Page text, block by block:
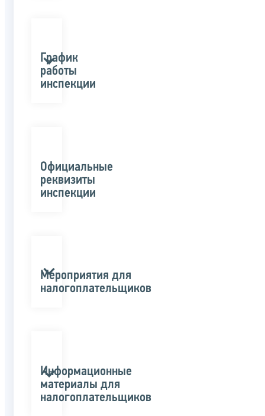
График
работы
инспекции
Официальные
реквизиты
инспекции
Мероприятия для
налогоплательщиков
Информационные
материалы для
налогоплательщиков